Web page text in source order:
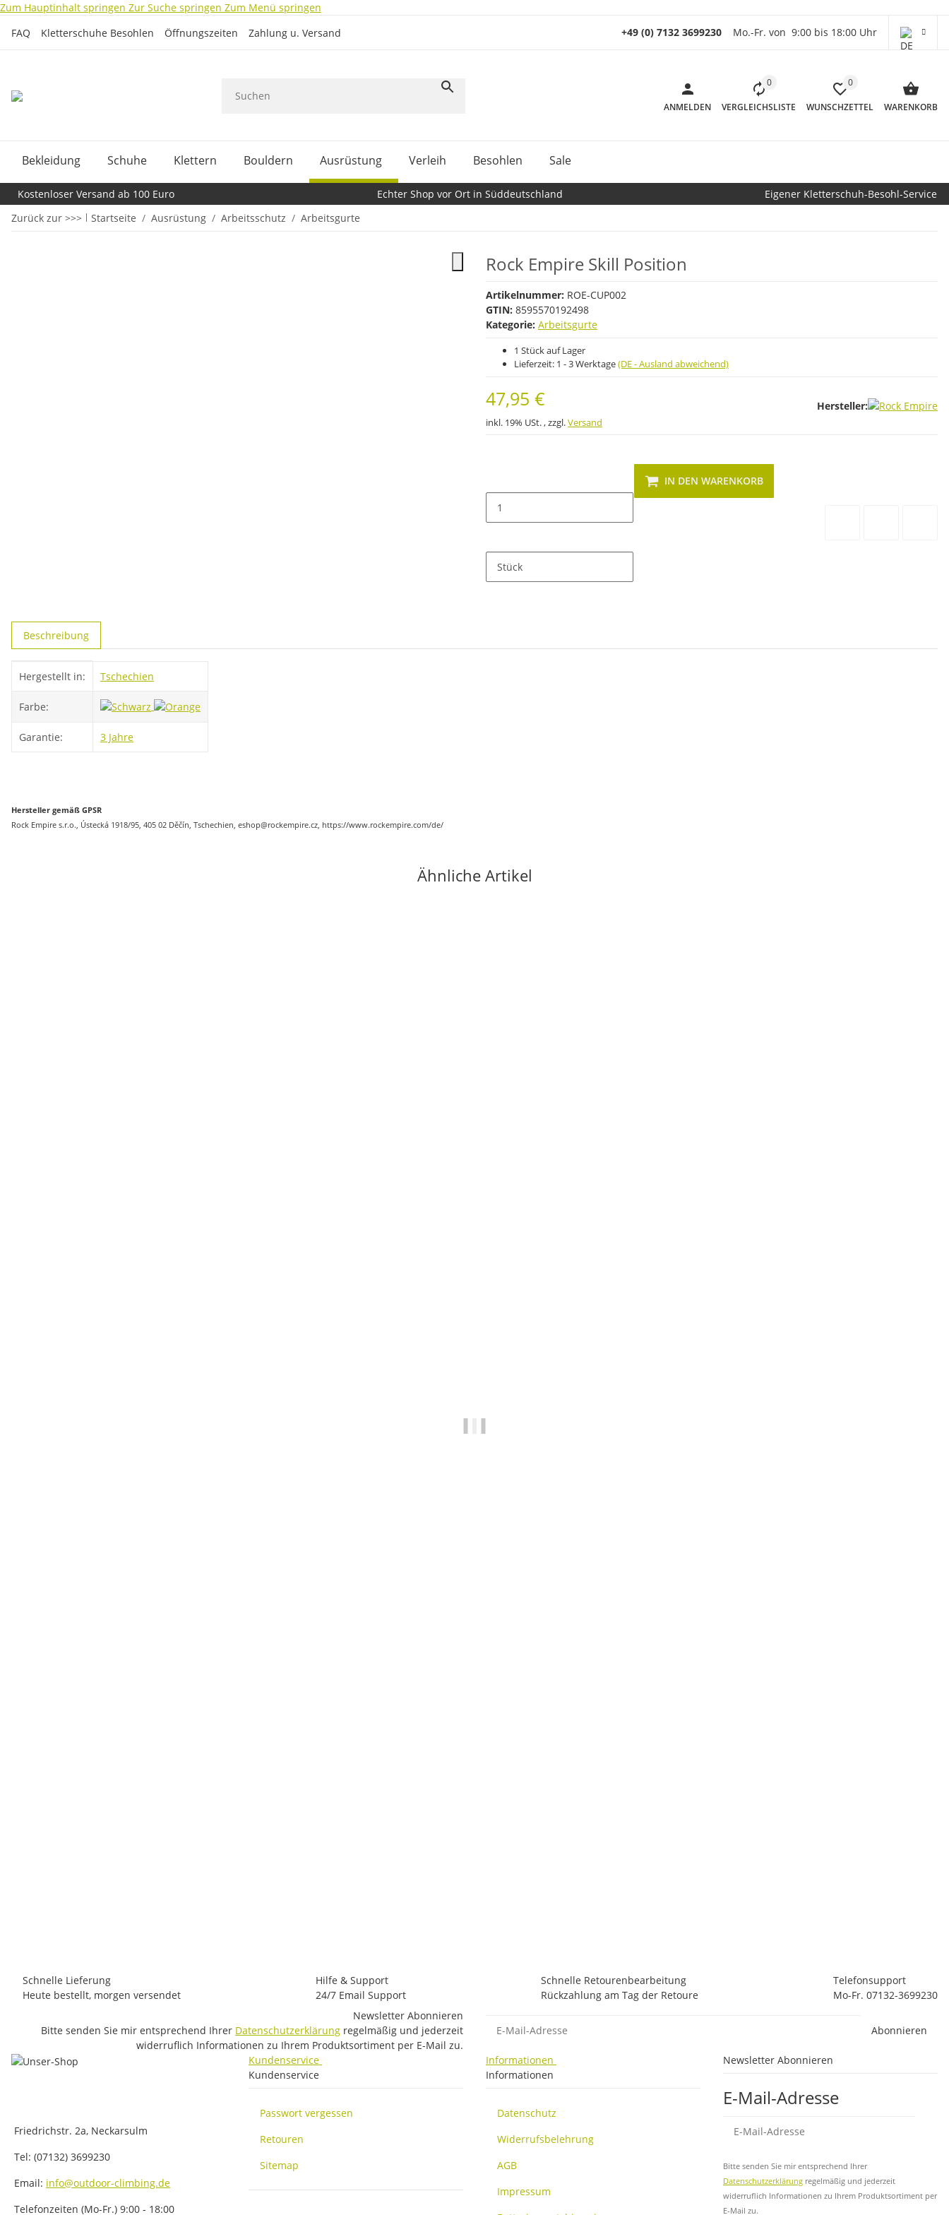
Zum Hauptinhalt springen Zur Suche springen Zum Menü springen
FAQ
Kletterschuhe Besohlen Öffnungszeiten Zahlung u. Versand +49 (0) 7132 3699230 Mo.-Fr. von 9:00 bis 18:00 Uhr
ANMELDEN
0
VERGLEICHSLISTE
0
WUNSCHZETTEL WARENKORB
Bekleidung Schuhe Klettern Bouldern Ausrüstung Verleih Besohlen Sale
Kostenloser Versand ab 100 Euro Echter Shop vor Ort in Süddeutschland
Eigener Kletterschuh-Besohl-Service
Zurück zur >>>
Startseite Ausrüstung Arbeitsschutz Arbeitsgurte
Rock Empire Skill Position
Artikelnummer: ROE-CUP002
GTIN: 8595570192498
Kategorie: Arbeitsgurte
1 Stück auf Lager
Lieferzeit: 1 - 3 Werktage(DE - Ausland abweichend)
47,95 €
inkl. 19% USt. , zzgl.Versand
Hersteller:
Stück
IN DEN WARENKORB
Beschreibung
Hergestellt in: Tschechien
Farbe:
Garantie: 3 Jahre
Hersteller gemäß GPSR
Rock Empire s.r.o., Ústecká 1918/95, 405 02 Děčín, Tschechien, eshop@rockempire.cz, https://www.rockempire.com/de/
Ähnliche Artikel
Schnelle Lieferung
Heute bestellt, morgen versendet
Hilfe & Support
24/7 Email Support
Schnelle Retourenbearbeitung
Rückzahlung am Tag der Retoure
Telefonsupport
Mo-Fr. 07132-3699230
Newsletter Abonnieren
Bitte senden Sie mir entsprechend Ihrer Datenschutzerklärung regelmäßig und jederzeit
widerruflich Informationen zu Ihrem Produktsortiment per E-Mail zu.
Abonnieren
Friedrichstr. 2a, Neckarsulm
Tel: (07132) 3699230
Email: info@outdoor-climbing.de
Telefonzeiten (Mo-Fr.) 9:00 - 18:00
Kundenservice
Kundenservice
Passwort vergessen
Retouren
Sitemap
Informationen
Informationen
Datenschutz
Widerrufsbelehrung
AGB
Impressum
Newsletter Abonnieren
E-Mail-Adresse
Bitte senden Sie mir entsprechend Ihrer
Datenschutzerklärung regelmäßig und jederzeit
widerruflich Informationen zu Ihrem Produktsortiment per
E-Mail zu.